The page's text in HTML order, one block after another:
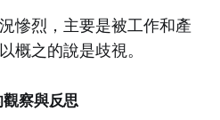
慘烈，主要是被工作和產
概之的說是歧視。
察與反思